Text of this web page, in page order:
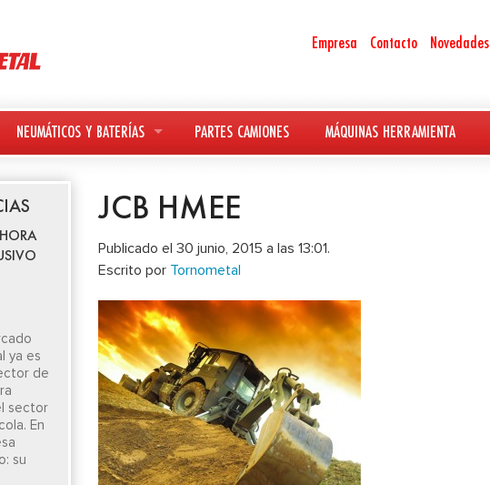
Empresa Contacto Novedades
NEUMÁTICOS Y BATERÍAS
NEUMÁTICOS
BATERÍAS
PARTES CAMIONES MÁQUINAS HERRAMIENTA
JCB HMEE
Publicado el 30 junio, 2015 a las 13:01.
Escrito por Tornometal
ya es
de
sector
En
su